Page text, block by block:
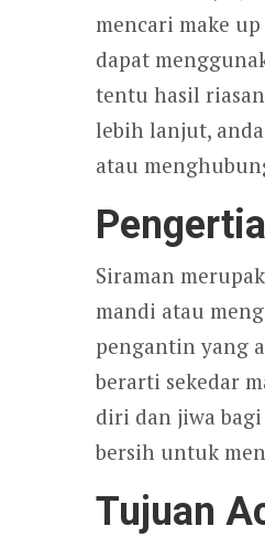
mencari make
dapat
tentu hasil
lebih lanjut,
atau
Siraman
mandi atau
pengantin yang
berarti sekedar
diri dan jiwa
bersih untuk
Tujuan